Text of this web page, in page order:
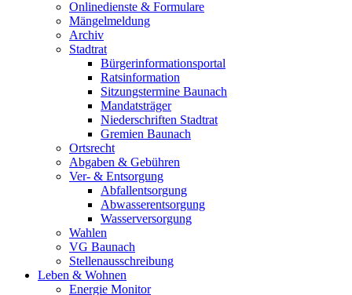
Onlinedienste & Formulare
Mängelmeldung
Archiv
Stadtrat
Bürgerinformationsportal
Ratsinformation
Sitzungstermine Baunach
Mandatsträger
Niederschriften Stadtrat
Gremien Baunach
Ortsrecht
Abgaben & Gebühren
Ver- & Entsorgung
Abfallentsorgung
Abwasserentsorgung
Wasserversorgung
Wahlen
VG Baunach
Stellenausschreibung
Leben & Wohnen
Energie Monitor